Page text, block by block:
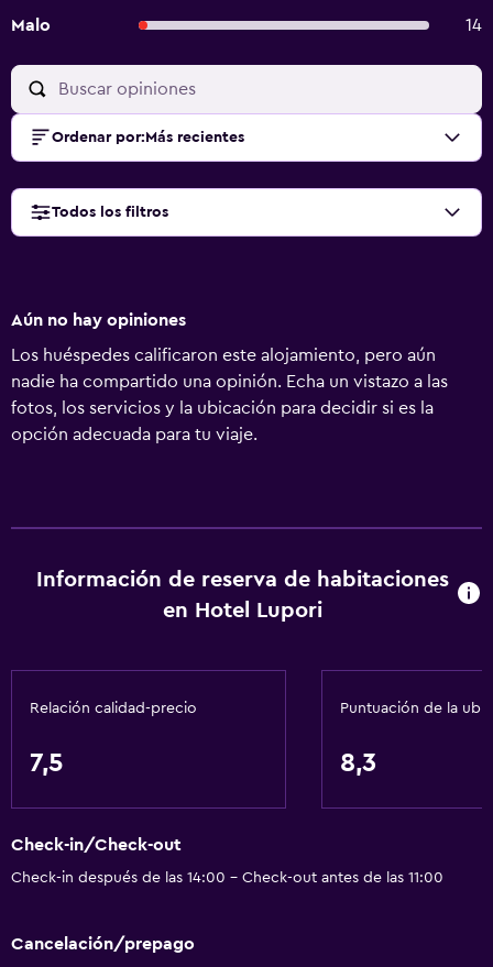
Malo
14
Ordenar por: Más recientes
Todos los filtros
Aún no hay opiniones
Los huéspedes calificaron este alojamiento, pero aún
nadie ha compartido una opinión. Echa un vistazo a las
fotos, los servicios y la ubicación para decidir si es la
opción adecuada para tu viaje.
Información de reserva de habitaciones
en Hotel Lupori
Relación calidad-precio
7,5
Puntuación de la
8,3
Check-in/Check-out
Check-in después de las 14:00 - Check-out antes de las 11:00
Cancelación/prepago